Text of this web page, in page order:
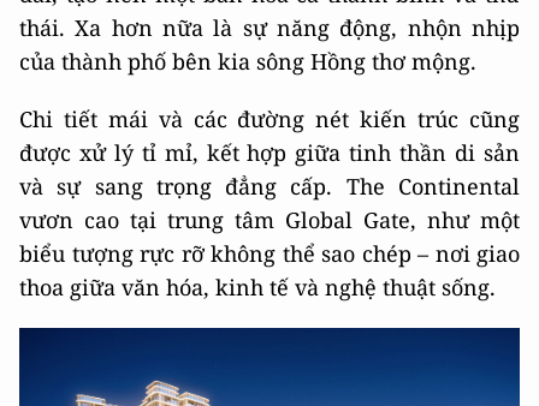
thái. Xa hơn nữa là sự năng động, nhộn nhịp
của thành phố bên kia sông Hồng thơ mộng.
Chi tiết mái và các đường nét kiến trúc cũng
được xử lý tỉ mỉ, kết hợp giữa tinh thần di sản
và sự sang trọng đẳng cấp. The Continental
vươn cao tại trung tâm Global Gate, như một
biểu tượng rực rỡ không thể sao chép – nơi giao
thoa giữa văn hóa, kinh tế và nghệ thuật sống.